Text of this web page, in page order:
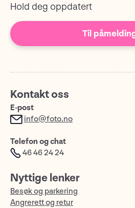
Hold deg oppdatert
Til
Kontakt oss
E-post
info@foto.no
Telefon og chat
46 46 24 24
Nyttige lenker
Besøk og parkering
Angrerett og retur